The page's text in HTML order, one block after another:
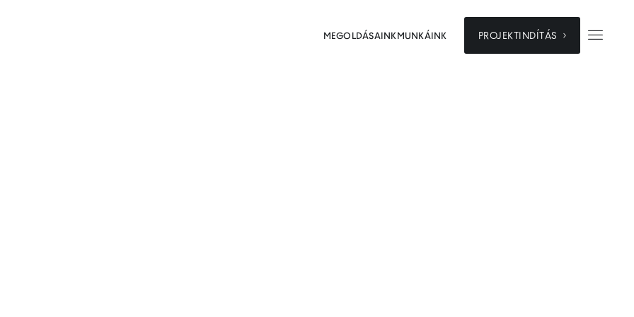
MEGOLDÁSAINKMUNKÁINK PROJEKTINDÍTÁS  